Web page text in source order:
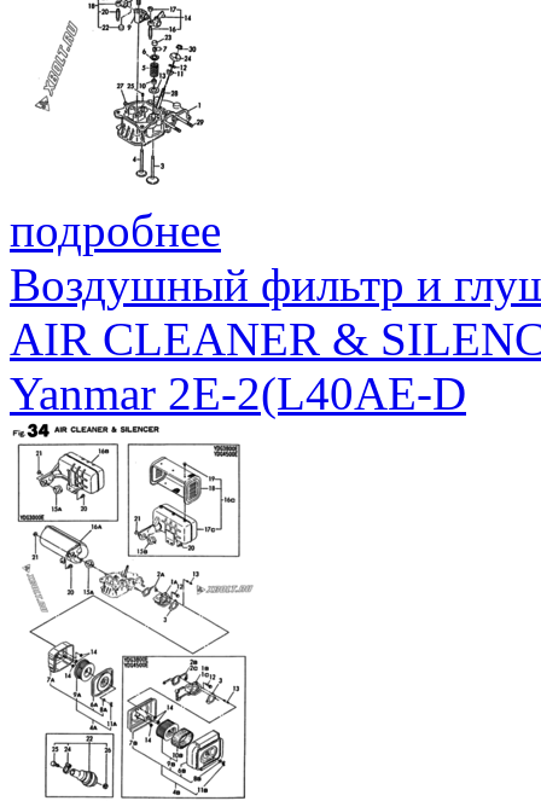
подробнее
Воздушный фильтр и
AIR CLEANER &
Yanmar 2E-2(L40AE-D